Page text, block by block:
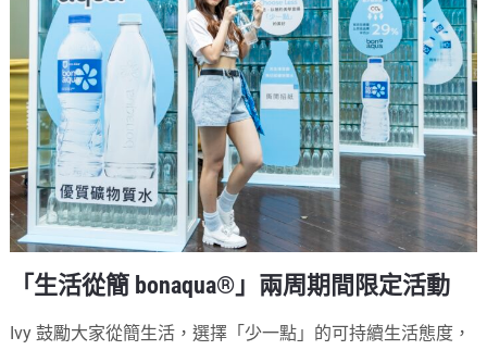
「生活從簡 bonaqua®」兩周期間限定活動
Ivy 鼓勵大家從簡生活，選擇「少一點」的可持續生活態度，